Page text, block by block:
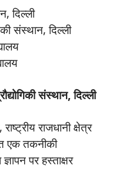
दिल्ली
संस्थान, दिल्ली
संस्थान, दिल्ली
राजधानी क्षेत्र
एक तकनीकी
पर हस्ताक्षर